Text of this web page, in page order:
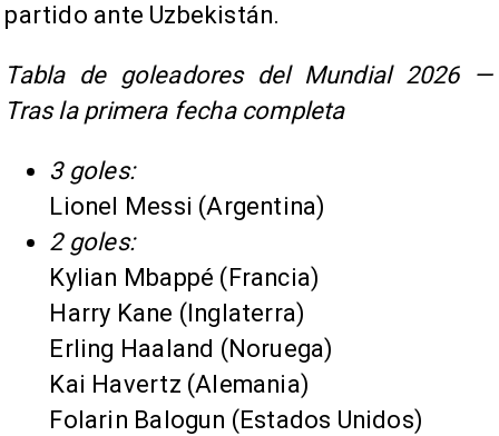
partido ante Uzbekistán.
Tabla de goleadores del Mundial 2026 —
Tras la primera fecha completa
3 goles:
Lionel Messi (Argentina)
2 goles:
Kylian Mbappé (Francia)
Harry Kane (Inglaterra)
Erling Haaland (Noruega)
Kai Havertz (Alemania)
Folarin Balogun (Estados Unidos)